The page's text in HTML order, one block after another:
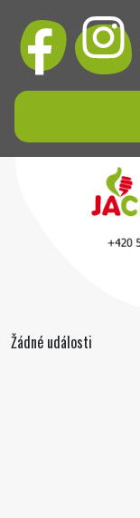
Žádné události